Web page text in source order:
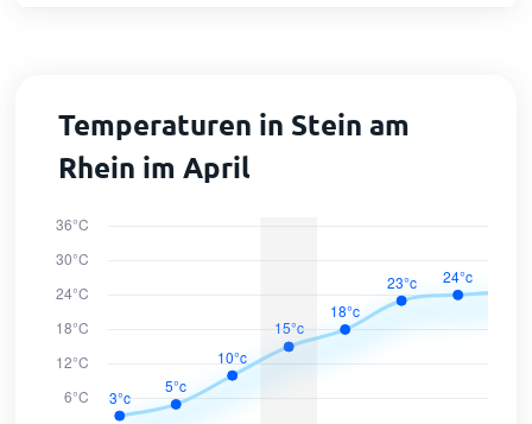
Temperaturen in Stein am
Rhein im April